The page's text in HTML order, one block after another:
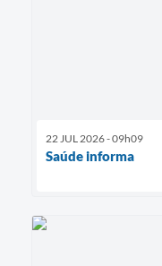
22 JUL 2026 - 09h09
Saúde informa